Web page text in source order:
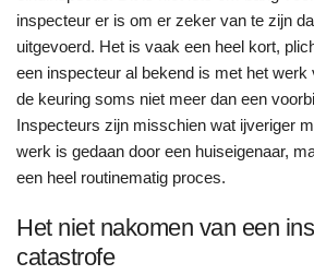
inspecteur er is om er zeker van te zijn
uitgevoerd. Het is vaak een heel kort,
een inspecteur al bekend is met het werk
de keuring soms niet meer dan een
Inspecteurs zijn misschien wat ijveriger
werk is gedaan door een huiseigenaar,
een heel routinematig proces.
Het niet nakomen van een
catastrofe